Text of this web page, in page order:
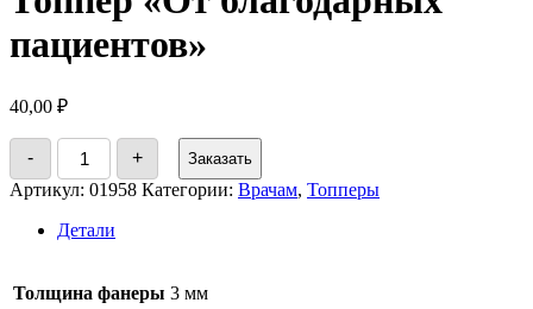
пациентов»
40,00 ₽
-
Количество
товара
Топпер
"От
благодарных
пациентов"
+ Заказать
Артикул: 01958 Категории: Врачам, Топперы
Детали
Толщина фанеры 3 мм